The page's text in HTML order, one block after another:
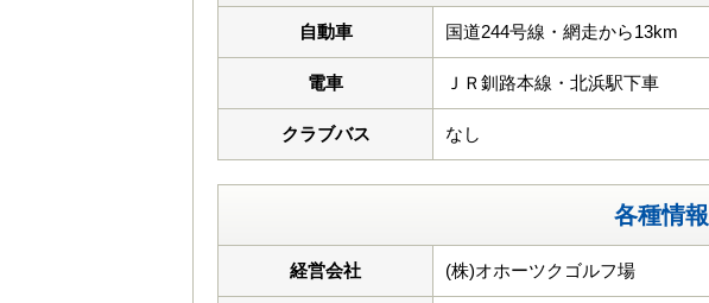
自動車 国道244号線・網走から13km
電車 ＪＲ釧路本線・北浜駅下車
クラブバス なし
各種情報
経営会社 (株)オホーツクゴルフ場